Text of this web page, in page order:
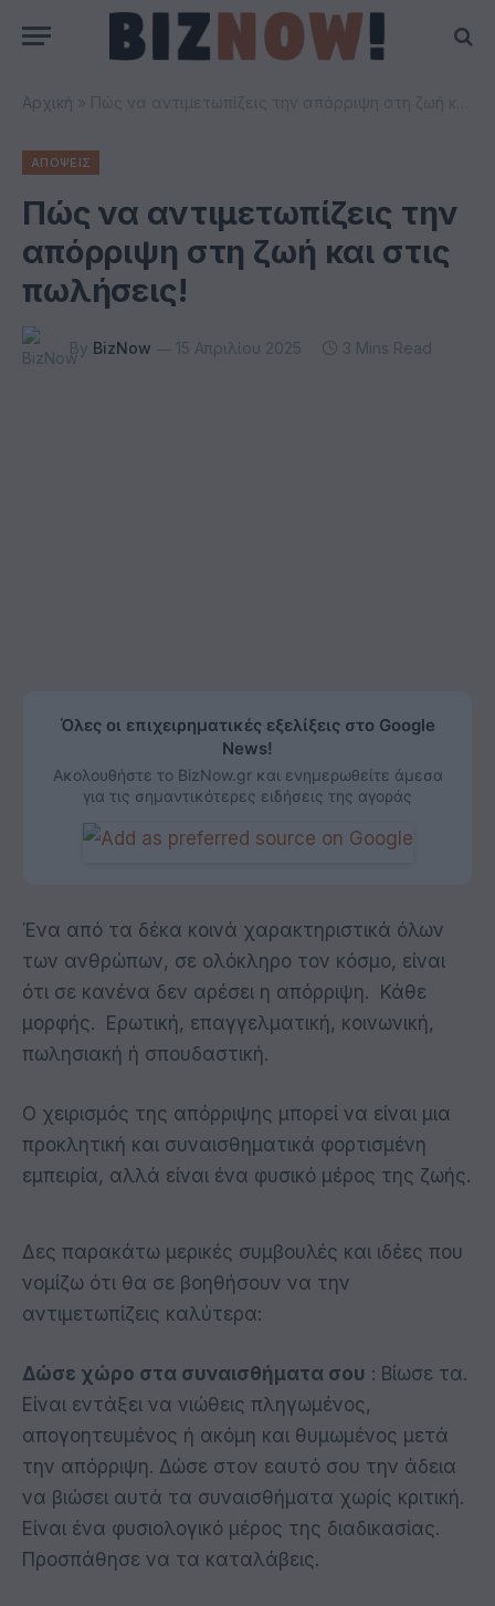
Αρχική
ΑΠΟΨΕΙΣ
Πώς να αντιμετωπίζεις την
απόρριψη στη ζωή και στις
πωλήσεις!
By BizNow 15 Απριλίου 2025 3 Mins Read
Όλες οι επιχειρηματικές εξελίξεις στο Google
News!
Ακολουθήστε το BizNow.gr και ενημερωθείτε άμεσα
για τις σημαντικότερες ειδήσεις της αγοράς
Ένα από τα δέκα κοινά χαρακτηριστικά όλων
των ανθρώπων, σε ολόκληρο τον κόσμο, είναι
ότι σε κανένα δεν αρέσει η απόρριψη. Κάθε
μορφής. Ερωτική, επαγγελματική, κοινωνική,
πωλησιακή ή σπουδαστική.
Ο χειρισμός της απόρριψης μπορεί να είναι μια
προκλητική και συναισθηματικά φορτισμένη
εμπειρία, αλλά είναι ένα φυσικό μέρος της ζωής.
Δες παρακάτω μερικές συμβουλές και ιδέες που
νομίζω ότι θα σε βοηθήσουν να την
αντιμετωπίζεις καλύτερα:
Δώσε χώρο στα συναισθήματα σου : Βίωσε τα.
Είναι εντάξει να νιώθεις πληγωμένος,
απογοητευμένος ή ακόμη και θυμωμένος μετά
την απόρριψη. Δώσε στον εαυτό σου την άδεια
να βιώσει αυτά τα συναισθήματα χωρίς κριτική.
Είναι ένα φυσιολογικό μέρος της διαδικασίας.
Προσπάθησε να τα καταλάβεις.